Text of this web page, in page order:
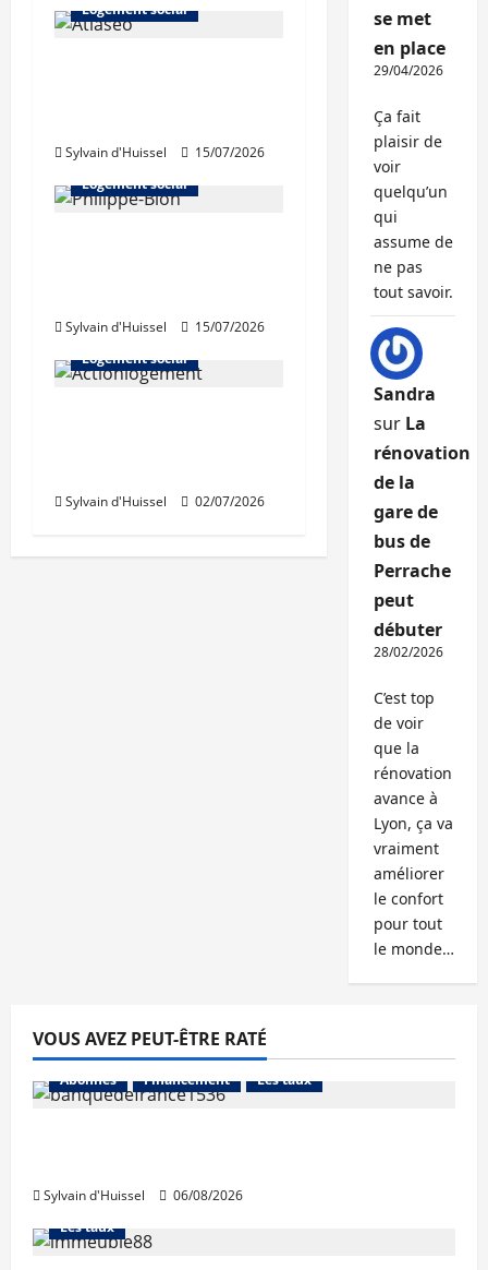
Logement social
Sylvain d'Huissel 15/07/2026
Abonnés
Logement social
Sylvain d'Huissel 15/07/2026
Abonnés
Logement social
Sylvain d'Huissel 02/07/2026
se met
en place
29/04/2026
Ça fait
plaisir de
voir
quelqu’un
qui
assume de
ne pas
tout savoir.
Sandra
sur La
rénovation
de la
gare de
bus de
Perrache
peut
débuter
28/02/2026
C’est top
de voir
que la
rénovation
avance à
Lyon, ça va
vraiment
améliorer
le confort
pour tout
le monde…
VOUS AVEZ PEUT-ÊTRE RATÉ
Abonnés Financement Les taux
Sylvain d'Huissel 06/08/2026
Abonnés Financement
Les taux